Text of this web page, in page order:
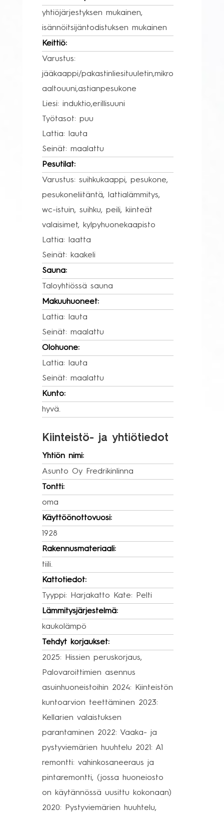
yhtiöjärjestyksen mukainen,
isännöitsijäntodistuksen mukainen
Keittiö:
Varustus:
jääkaappi/pakastinliesituuletin,mikro
aaltouuni,astianpesukone
Liesi: induktio,erillisuuni
Työtasot: puu
Lattia: lauta
Seinät: maalattu
Pesutilat:
Varustus: suihkukaappi, pesukone,
pesukoneliitäntä, lattialämmitys,
wc-istuin, suihku, peili, kiinteät
valaisimet, kylpyhuonekaapisto
Lattia: laatta
Seinät: kaakeli
Sauna:
Taloyhtiössä sauna
Makuuhuoneet:
Lattia: lauta
Seinät: maalattu
Olohuone:
Lattia: lauta
Seinät: maalattu
Kunto:
hyvä.
Kiinteistö- ja yhtiötiedot
Yhtiön nimi:
Asunto Oy Fredrikinlinna
Tontti:
oma
Käyttöönottovuosi:
1928
Rakennusmateriaali:
tiili.
Kattotiedot:
Tyyppi: Harjakatto Kate: Pelti
Lämmitysjärjestelmä:
kaukolämpö
Tehdyt korjaukset:
2025: Hissien peruskorjaus,
Palovaroittimien asennus
asuinhuoneistoihin 2024: Kiinteistön
kuntoarvion teettäminen 2023:
Kellarien valaistuksen
parantaminen 2022: Vaaka- ja
pystyviemärien huuhtelu 2021: A1
remontti: vahinkosaneeraus ja
pintaremontti, (jossa huoneiosto
on käytännössä uusittu kokonaan)
2020: Pystyviemärien huuhtelu,